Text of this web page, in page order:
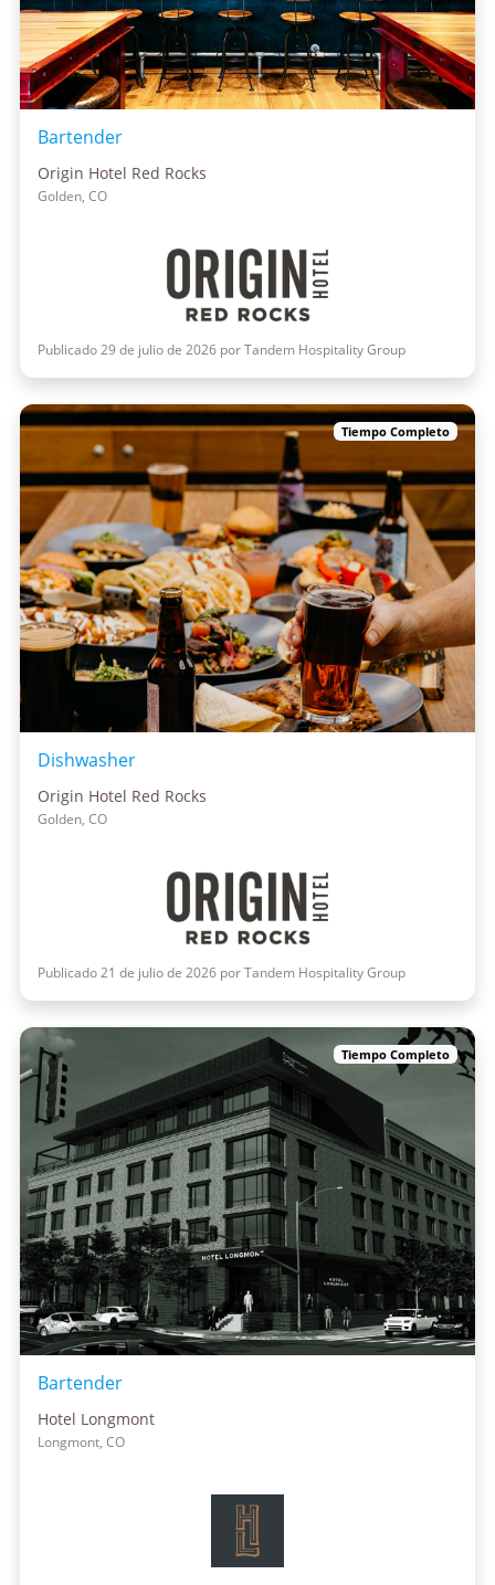
Bartender
Origin Hotel Red Rocks
Golden, CO
Publicado 29 de julio de 2026 por Tandem Hospitality Group
Tiempo Completo
Dishwasher
Origin Hotel Red Rocks
Golden, CO
Publicado 21 de julio de 2026 por Tandem Hospitality Group
Tiempo Completo
Bartender
Hotel Longmont
Longmont, CO